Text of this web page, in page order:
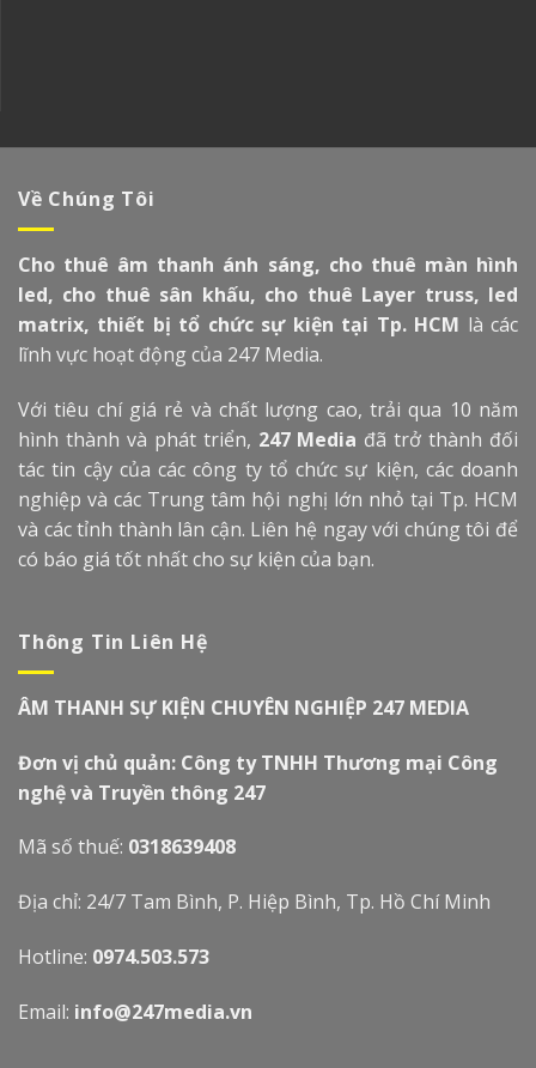
Về Chúng Tôi
Cho thuê âm thanh ánh sáng, cho thuê màn hình
led, cho thuê sân khấu, cho thuê Layer truss, led
matrix, thiết bị tổ chức sự kiện tại Tp. HCM là các
lĩnh vực hoạt động của 247 Media.
Với tiêu chí giá rẻ và chất lượng cao, trải qua 10 năm
hình thành và phát triển, 247 Media đã trở thành đối
tác tin cậy của các công ty tổ chức sự kiện, các doanh
nghiệp và các Trung tâm hội nghị lớn nhỏ tại Tp. HCM
và các tỉnh thành lân cận. Liên hệ ngay với chúng tôi để
có báo giá tốt nhất cho sự kiện của bạn.
Thông Tin Liên Hệ
ÂM THANH SỰ KIỆN CHUYÊN NGHIỆP 247 MEDIA
Đơn vị chủ quản: Công ty TNHH Thương mại Công
nghệ và Truyền thông 247
Mã số thuế: 0318639408
Địa chỉ: 24/7 Tam Bình, P. Hiệp Bình, Tp. Hồ Chí Minh
Hotline: 0974.503.573
Email: info@247media.vn